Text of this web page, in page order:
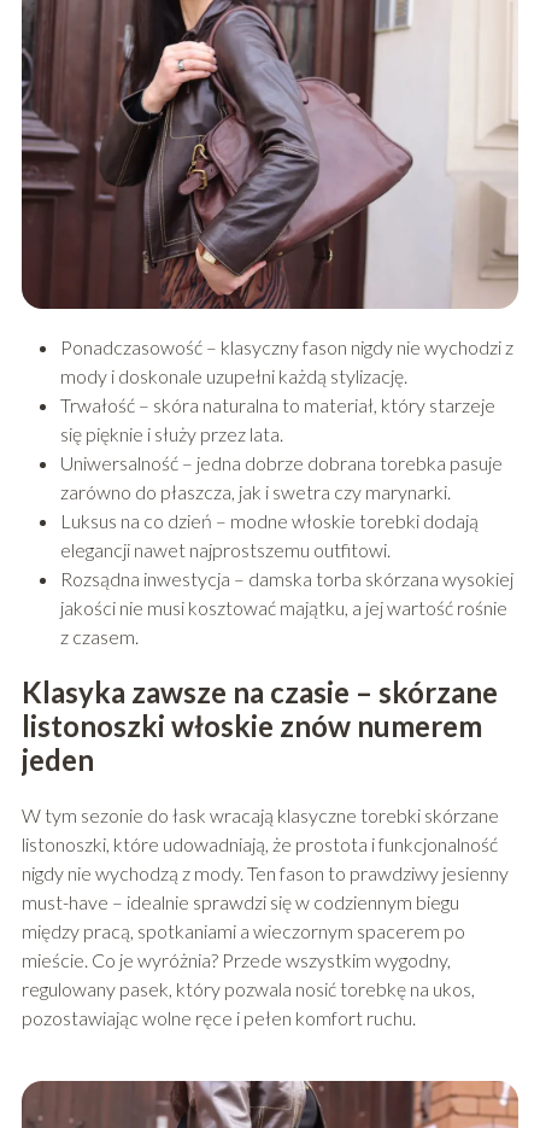
Ponadczasowość – klasyczny fason nigdy nie wychodzi z
mody i doskonale uzupełni każdą stylizację.
Trwałość – skóra naturalna to materiał, który starzeje
się pięknie i służy przez lata.
Uniwersalność – jedna dobrze dobrana torebka pasuje
zarówno do płaszcza, jak i swetra czy marynarki.
Luksus na co dzień – modne włoskie torebki dodają
elegancji nawet najprostszemu outfitowi.
Rozsądna inwestycja – damska torba skórzana wysokiej
jakości nie musi kosztować majątku, a jej wartość rośnie
z czasem.
Klasyka zawsze na czasie – skórzane
listonoszki włoskie znów numerem
jeden
W tym sezonie do łask wracają klasyczne torebki skórzane
listonoszki, które udowadniają, że prostota i funkcjonalność
nigdy nie wychodzą z mody. Ten fason to prawdziwy jesienny
must-have – idealnie sprawdzi się w codziennym biegu
między pracą, spotkaniami a wieczornym spacerem po
mieście. Co je wyróżnia? Przede wszystkim wygodny,
regulowany pasek, który pozwala nosić torebkę na ukos,
pozostawiając wolne ręce i pełen komfort ruchu.